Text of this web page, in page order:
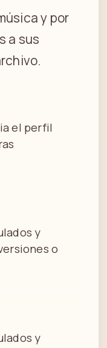
y por
a sus
el perfil
y
o
y